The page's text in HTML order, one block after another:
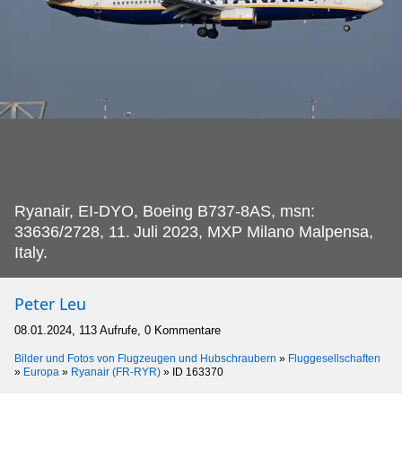
Ryanair, EI-DYO, Boeing B737-8AS, msn:
33636/2728, 11. Juli 2023, MXP Milano Malpensa,
Italy.
Peter Leu
08.01.2024, 113 Aufrufe, 0 Kommentare
Bilder und Fotos von Flugzeugen und Hubschraubern » Fluggesellschaften
» Europa » Ryanair (FR-RYR) » ID 163370